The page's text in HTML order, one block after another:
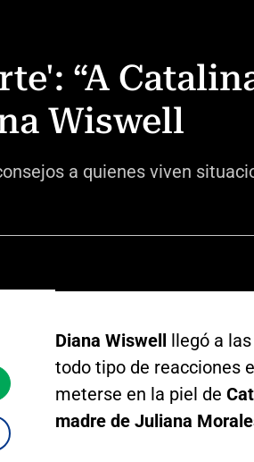
“A
Wiswell
a quienes viven
Diana Wiswell llegó a
todo tipo de reacciones
meterse en la piel de
madre de Juliana